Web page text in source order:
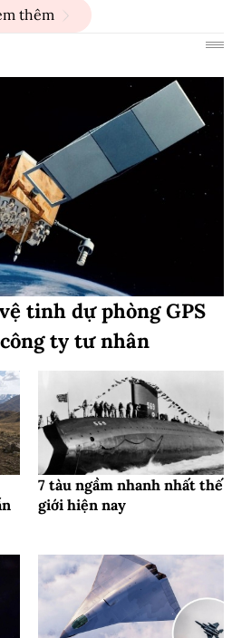
thêm
tinh dự phòng GPS
ty tư nhân
7 tàu ngầm nhanh nhất thế
giới hiện nay